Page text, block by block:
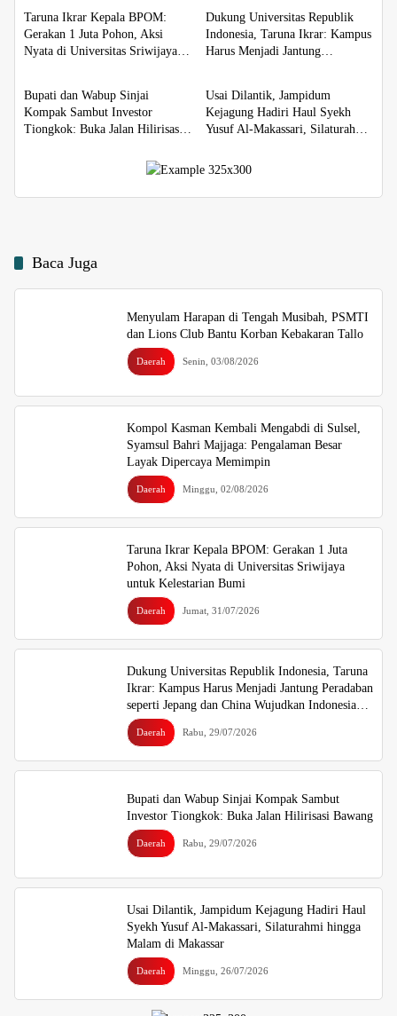
Taruna Ikrar Kepala BPOM:
Gerakan 1 Juta Pohon, Aksi
Nyata di Universitas Sriwijaya
Dukung Universitas Republik
Indonesia, Taruna Ikrar: Kampus
Harus Menjadi Jantung
2045
Daerah
Bupati dan Wabup Sinjai
Kompak Sambut Investor
Tiongkok: Buka Jalan Hilirisasi
Daerah
Usai Dilantik, Jampidum
Kejagung Hadiri Haul Syekh
Yusuf Al-Makassari, Silaturahmi
Baca Juga
Menyulam Harapan di Tengah Musibah, PSMTI
dan Lions Club Bantu Korban Kebakaran Tallo
Daerah Senin, 03/08/2026
Kompol Kasman Kembali Mengabdi di Sulsel,
Syamsul Bahri Majjaga: Pengalaman Besar
Layak Dipercaya Memimpin
Daerah Minggu, 02/08/2026
Taruna Ikrar Kepala BPOM: Gerakan 1 Juta
Pohon, Aksi Nyata di Universitas Sriwijaya
untuk Kelestarian Bumi
Daerah Jumat, 31/07/2026
Dukung Universitas Republik Indonesia, Taruna
Ikrar: Kampus Harus Menjadi Jantung Peradaban
seperti Jepang dan China Wujudkan Indonesia
Emas 2045
Daerah Rabu, 29/07/2026
Bupati dan Wabup Sinjai Kompak Sambut
Investor Tiongkok: Buka Jalan Hilirisasi Bawang
Daerah Rabu, 29/07/2026
Usai Dilantik, Jampidum Kejagung Hadiri Haul
Syekh Yusuf Al-Makassari, Silaturahmi hingga
Malam di Makassar
Daerah Minggu, 26/07/2026